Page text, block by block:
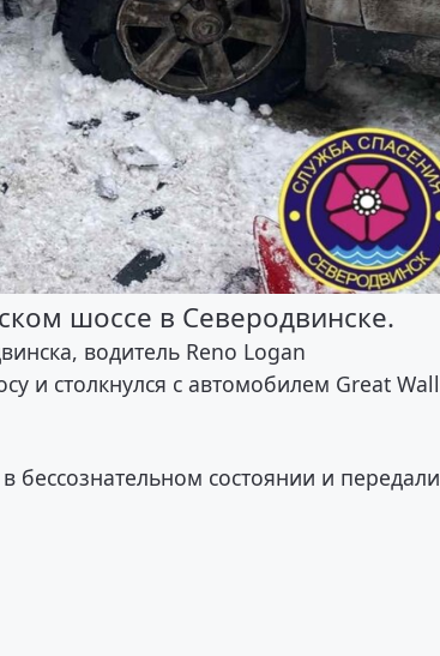
шоссе в Северодвинске.
водитель Reno Logan
и столкнулся с автомобилем Great Wall
бессознательном состоянии и передали